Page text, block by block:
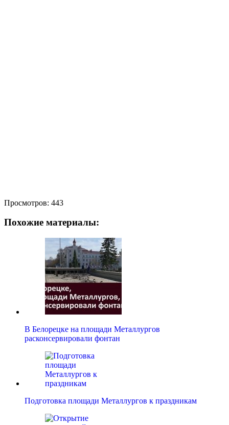
Просмотров: 443
Похожие материалы:
В Белорецке на площади Металлургов
расконсервировали фонтан
Подготовка площади Металлургов к праздникам